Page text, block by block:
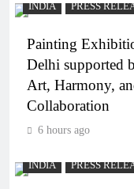
INDIA PRESS
Painting
Delhi supported
Art, Harmony,
Collaboration
6 hours ago
INDIA PRESS